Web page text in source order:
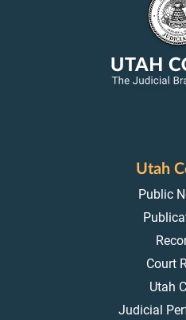
Utah
Public
Court
Utah
Judicial